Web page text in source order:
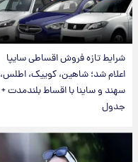
شرایط تازه فروش اقساطی سایپا
اعلام شد؛ شاهین، کوییک، اطلس،
سهند و ساینا با اقساط بلندمدت +
جدول